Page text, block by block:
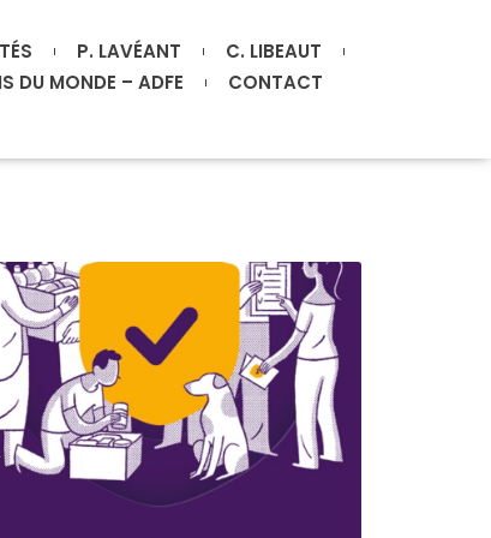
P. LAVÉANT
C. LIBEAUT
DU MONDE – ADFE CONTACT